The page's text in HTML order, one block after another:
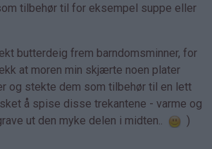
tilbehør til for eksempel suppe eller
butterdeig frem barndomsminner, for
at moren min skjærte noen plater
og stekte dem som tilbehør til en lett
å spise disse trekantene - varme og
ut den myke delen i midten..
)